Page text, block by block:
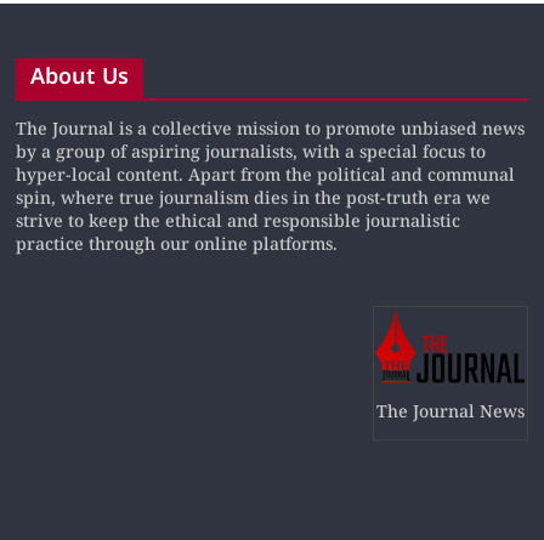
About Us
The Journal is a collective mission to promote unbiased news
by a group of aspiring journalists, with a special focus to
hyper-local content. Apart from the political and communal
spin, where true journalism dies in the post-truth era we
strive to keep the ethical and responsible journalistic
practice through our online platforms.
The Journal News